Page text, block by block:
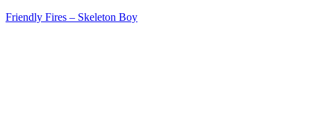
Friendly Fires – Skeleton Boy